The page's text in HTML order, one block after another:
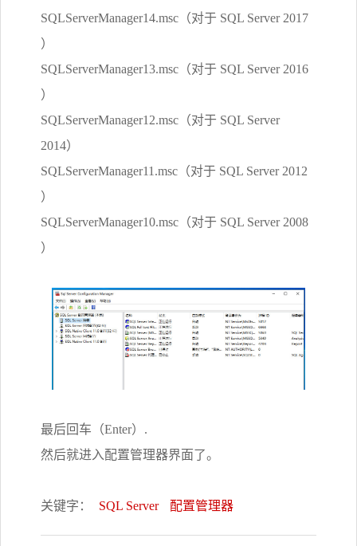
SQLServerManager14.msc（对于 SQL Server 2017
）
SQLServerManager13.msc（对于 SQL Server 2016
）
SQLServerManager12.msc（对于 SQL Server
2014）
SQLServerManager11.msc（对于 SQL Server 2012
）
SQLServerManager10.msc（对于 SQL Server 2008
）
最后回车（Enter）.
然后就进入配置管理器界面了。
关键字： SQL Server 配置管理器